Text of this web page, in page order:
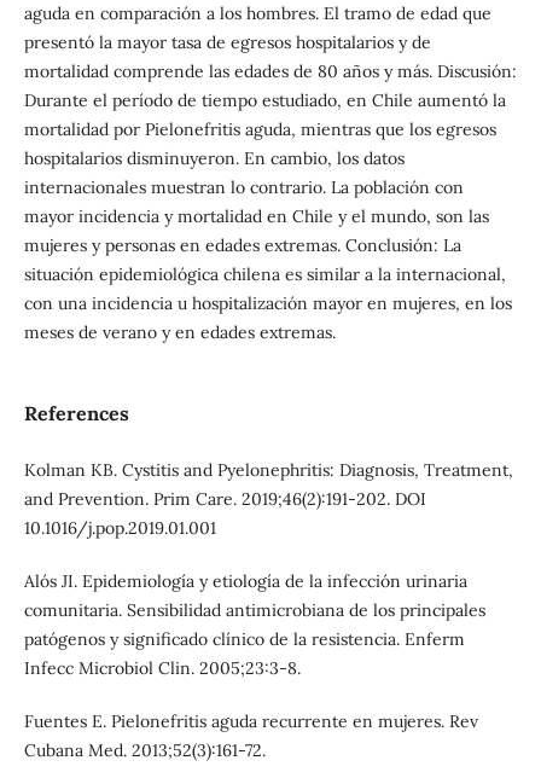
aguda en comparación a los hombres. El tramo de edad que
presentó la mayor tasa de egresos hospitalarios y de
mortalidad comprende las edades de 80 años y más. Discusión:
Durante el período de tiempo estudiado, en Chile aumentó la
mortalidad por Pielonefritis aguda, mientras que los egresos
hospitalarios disminuyeron. En cambio, los datos
internacionales muestran lo contrario. La población con
mayor incidencia y mortalidad en Chile y el mundo, son las
mujeres y personas en edades extremas. Conclusión: La
situación epidemiológica chilena es similar a la internacional,
con una incidencia u hospitalización mayor en mujeres, en los
meses de verano y en edades extremas.
References
Kolman KB. Cystitis and Pyelonephritis: Diagnosis, Treatment,
and Prevention. Prim Care. 2019;46(2):191-202. DOI
10.1016/j.pop.2019.01.001
Alós JI. Epidemiología y etiología de la infección urinaria
comunitaria. Sensibilidad antimicrobiana de los principales
patógenos y significado clínico de la resistencia. Enferm
Infecc Microbiol Clin. 2005;23:3-8.
Fuentes E. Pielonefritis aguda recurrente en mujeres. Rev
Cubana Med. 2013;52(3):161-72.